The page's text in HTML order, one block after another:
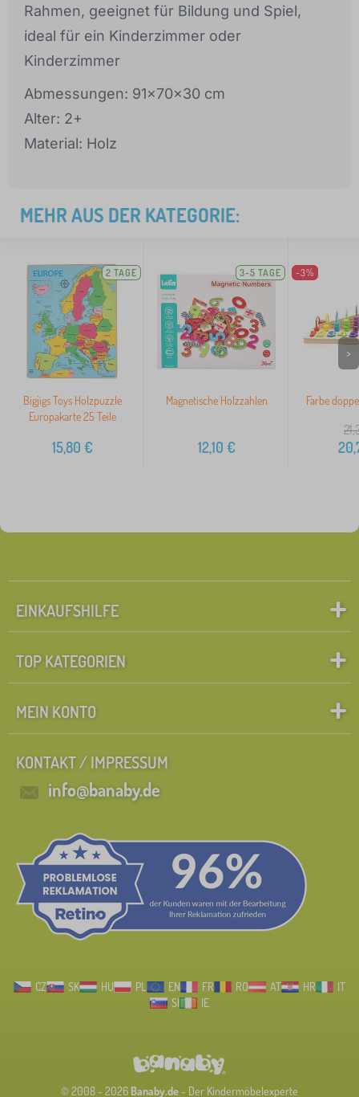
Rahmen, geeignet für Bildung und Spiel,
ideal für ein Kinderzimmer oder
Kinderzimmer
Abmessungen: 91x70x30 cm
Alter: 2+
Material: Holz
MEHR AUS DER KATEGORIE:
2 TAGE
Bigjigs Toys Holzpuzzle
Europakarte 25 Teile
15,80 €
3-5 TAGE
Magnetische Holzzahlen
12,10 €
-3%
Farbe
>
EINKAUFSHILFE
TOP KATEGORIEN
MEIN KONTO
KONTAKT / IMPRESSUM
info@banaby.de
CZ SK HU PL EN FR RO AT HR
IT
SI
IE
© 2008 - 2026 Banaby.de- Der Kindermöbelexperte